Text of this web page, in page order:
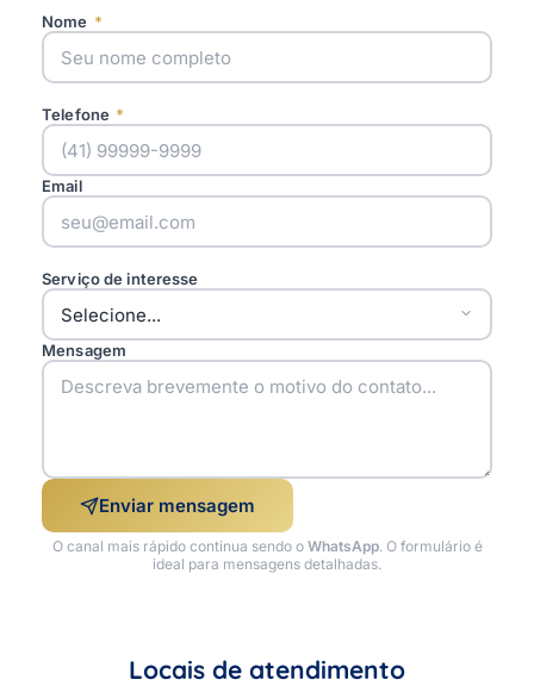
Nome *
Telefone *
Email
Serviço de interesse
Mensagem
Enviar mensagem
O canal mais rápido continua sendo o WhatsApp. O formulário é
ideal para mensagens detalhadas.
Locais de atendimento